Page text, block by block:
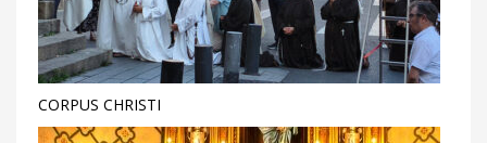
CORPUS CHRISTI